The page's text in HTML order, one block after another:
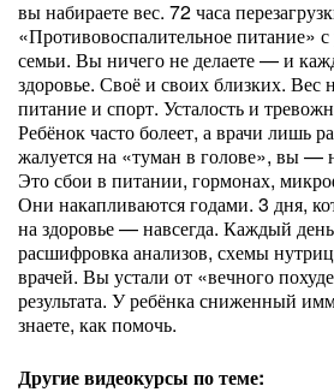
вы набираете вес. 72 часа
«Противовоспалительное питание»
семьи. Вы ничего не делаете — и
здоровье. Своё и своих близких. Вес
питание и спорт. Усталость и
Ребёнок часто болеет, а врачи лишь
жалуется на «туман в голове», вы —
Это сбои в питании, гормонах,
Они накапливаются годами. 3 дня,
на здоровье — навсегда. Каждый
расшифровка анализов, схемы
врачей. Вы устали от «вечного
результата. У ребёнка сниженный
знаете, как помочь.
Другие видеокурсы по теме: